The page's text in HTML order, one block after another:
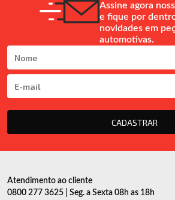
Assine agora
e fique por
novidades em
automotivas.
CADASTRAR
Atendimento ao cliente
0800 277 3625 | Seg. a Sexta 08h as 18h